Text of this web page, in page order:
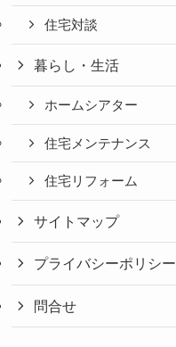
住宅対談
暮らし・生活
ホームシアター
住宅メンテナンス
住宅リフォーム
サイトマップ
プライバシーポリシー
問合せ